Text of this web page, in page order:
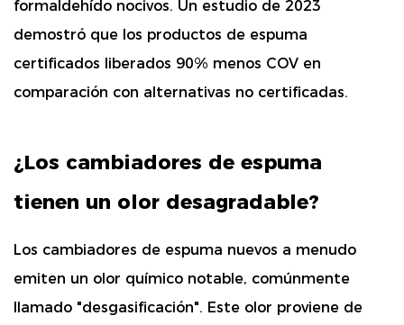
formaldehído nocivos. Un estudio de 2023
demostró que los productos de espuma
certificados liberados 90% menos COV en
comparación con alternativas no certificadas.
¿Los cambiadores de espuma
tienen un olor desagradable?
Los cambiadores de espuma nuevos a menudo
emiten un olor químico notable, comúnmente
llamado "desgasificación". Este olor proviene de